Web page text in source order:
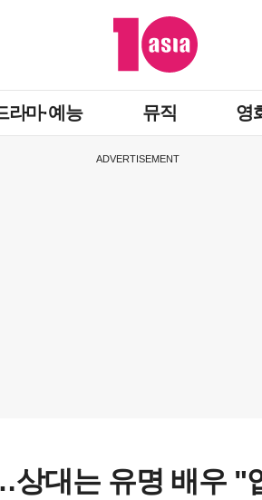
라마·예능 뮤직 영
ADVERTISEMENT
대는 유명 배우 "